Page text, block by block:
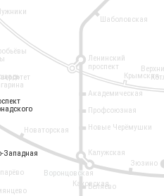
11
Академическая
Профсоюзная
Новые Черёмушки
Калужская
Беляево
Крымская
Ленинский
проспект
Шаболовская
Западная
Каховская
Новаторская
Зюзино
Воронцовская
Западная